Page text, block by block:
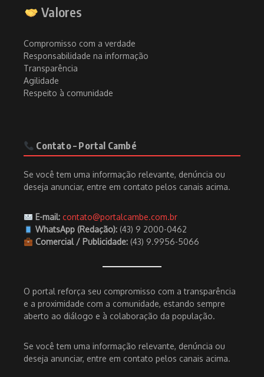
Valores
Compromisso com a verdade
Responsabilidade na informação
Transparência
Agilidade
Respeito à comunidade
Contato – Portal Cambé
Se você tem uma informação relevante, denúncia ou
deseja anunciar, entre em contato pelos canais acima.
E-mail: contato@portalcambe.com.br
WhatsApp (Redação):(43) 9 2000-0462
Comercial / Publicidade:(43) 9.9956-5066
O portal reforça seu compromisso com a transparência
e a proximidade com a comunidade, estando sempre
aberto ao diálogo e à colaboração da população.
Se você tem uma informação relevante, denúncia ou
deseja anunciar, entre em contato pelos canais acima.